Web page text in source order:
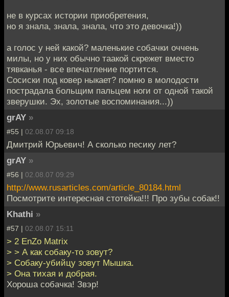
не в курсах истории приобретения,
но я знала, знала, знала, что это девочка!))
а голос у ней какой? маленькие собачки оччень
милы, но у них обычно таакой скрежет вместо
тявканья - все впечатление портится.
Сосиски под ковер ныкает? помню в молодости
пострадала больщим пальцем ноги от одной такой
зверушки. Эх, золотые воспоминания...))
grAY »
#55 | 02.08.07 09:18
Дмитрий Юрьевич! А сколько песику лет?
grAY »
#56 | 02.08.07 09:29
http://www.rusarticles.com/article_80184.html
Посмотрите интересная стотейка!!! Про зубы собак!!
Khathi »
#57 | 02.08.07 15:11
> 2 EnZo Matrix
> > А как собаку-то зовут?
> Собаку-убийцу зовут Мышка.
> Она тихая и добрая.
Хороша собачка! Звэр!